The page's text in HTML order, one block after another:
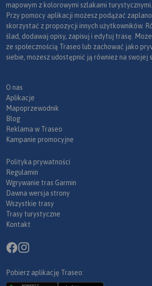
mapowym z kolorowymi szlakami turystycznymi.
Przy pomocy aplikacji możesz podążać
skorzystać z propozycji innych użytkowników.
ślad, dodawaj opisy, zapisuj i edytuj trasę.
ze społecznością Traseo lub zachować jako
siebie, możesz udostępnić ją również na swojej
O nas
Aplikacje
Mapoprzewodnik
Blog
Reklama w Traseo
Kampanie promocyjne
Polityka prywatności
Regulamin
Wgrywanie tras Garmin
Dawna wersja strony
Wszystkie trasy
Trasy turystyczne
Kontakt
Pobierz aplikację Traseo: